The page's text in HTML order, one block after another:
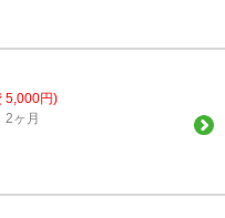
5,000円)
2ヶ月